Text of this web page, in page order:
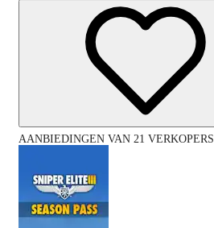
AANBIEDINGEN VAN 21 VERKOPERS